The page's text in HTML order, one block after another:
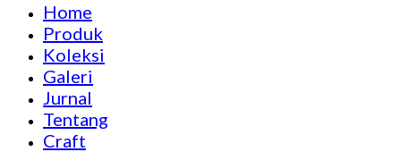
Home
Produk
Koleksi
Galeri
Jurnal
Tentang
Craft